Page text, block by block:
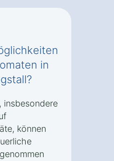
in
insbesondere
können